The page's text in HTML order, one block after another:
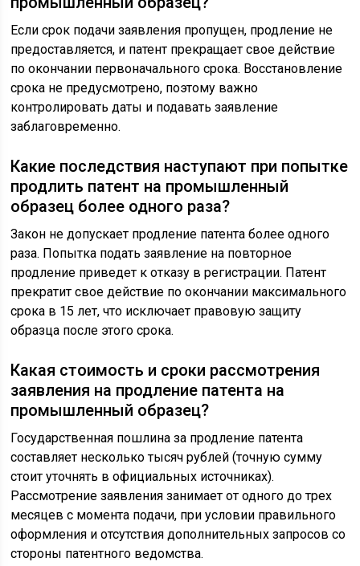
Если срок подачи заявления пропущен, продление не
предоставляется, и патент прекращает свое действие
по окончании первоначального срока. Восстановление
срока не предусмотрено, поэтому важно
контролировать даты и подавать заявление
заблаговременно.
Какие последствия наступают при попытке
продлить патент на промышленный
образец более одного раза?
Закон не допускает продление патента более одного
раза. Попытка подать заявление на повторное
продление приведет к отказу в регистрации. Патент
прекратит свое действие по окончании максимального
срока в 15 лет, что исключает правовую защиту
образца после этого срока.
Какая стоимость и сроки рассмотрения
заявления на продление патента на
промышленный образец?
Государственная пошлина за продление патента
составляет несколько тысяч рублей (точную сумму
стоит уточнять в официальных источниках).
Рассмотрение заявления занимает от одного до трех
месяцев с момента подачи, при условии правильного
оформления и отсутствия дополнительных запросов со
стороны патентного ведомства.